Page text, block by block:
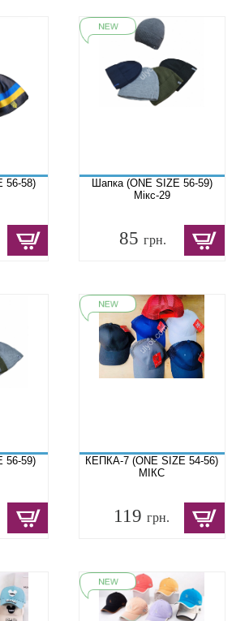
56-58)
Шапка (ONE SIZE 56-59)
Мікс-29
85 грн.
56-59)
КЕПКА-7 (ONE SIZE 54-56)
МІКС
119грн.